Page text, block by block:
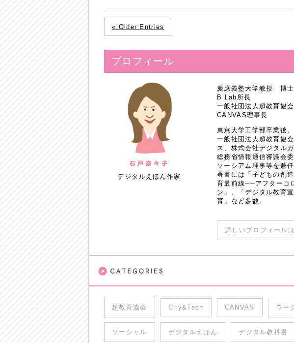
« Older Entries
プロフィール
デジタルえほん作家
慶應義塾大学教授 博士
B Lab所長
一般社団法人超教育協
CANVAS理事長
東京大学工学部卒業後
一般社団法人超教育協
ス、株式会社デジタル
総務省情報通信審議会
ソーシアム理事等を兼
著書には「子どもの創
育最前線──アフターコ
ン」、「デジタル教育
育」など多数。
詳しいプロフィール
超教育協会 City&Tech CANVAS ワー
ソーシャル デジタルえほん デジタル教科書